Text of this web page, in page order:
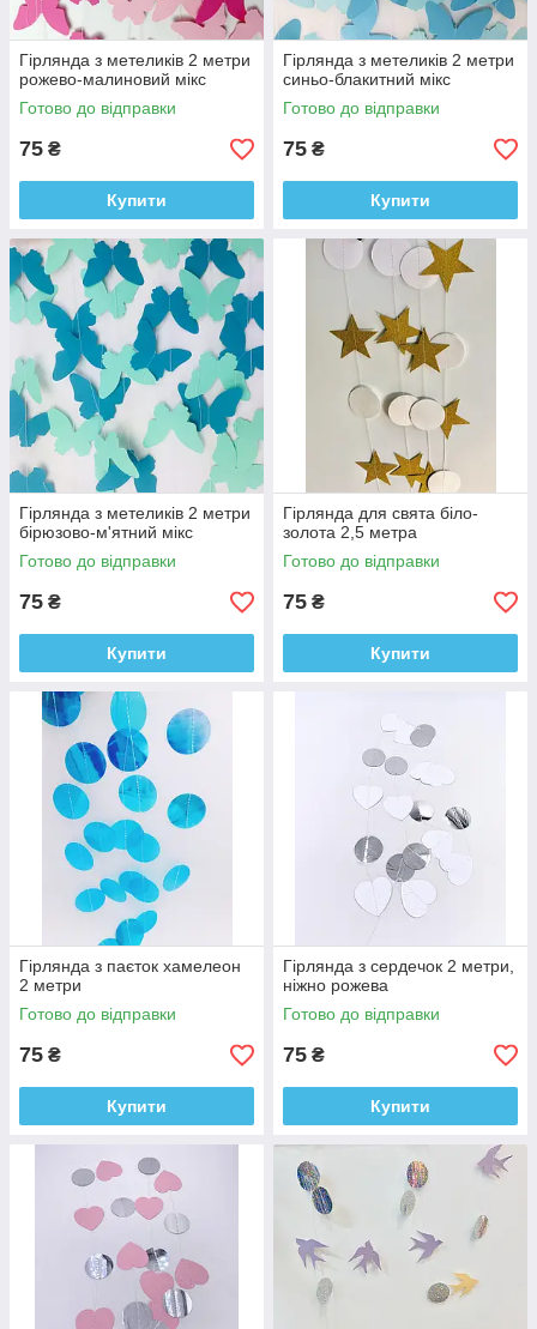
Гірлянда з метеликів 2 метри
рожево-малиновий мікс
Готово до відправки
75 ₴
Купити
Гірлянда з метеликів 2 метри
синьо-блакитний мікс
Готово до відправки
75 ₴
Купити
Гірлянда з метеликів 2 метри
бірюзово-м'ятний мікс
Готово до відправки
75 ₴
Купити
Гірлянда для свята біло-
золота 2,5 метра
Готово до відправки
75 ₴
Купити
Гірлянда з паєток хамелеон
2 метри
Готово до відправки
75 ₴
Купити
Гірлянда з сердечок 2 метри,
ніжно рожева
Готово до відправки
75 ₴
Купити